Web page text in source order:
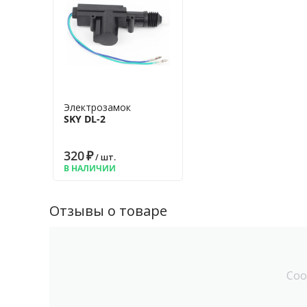
Электрозамок
SKY DL-2
320₽/ шт.
В НАЛИЧИИ
Отзывы о товаре